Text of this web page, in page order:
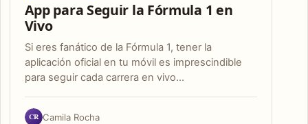
App para Seguir la Fórmula 1 en
Vivo
Si eres fanático de la Fórmula 1, tener la
aplicación oficial en tu móvil es imprescindible
para seguir cada carrera en vivo…
CR Camila Rocha